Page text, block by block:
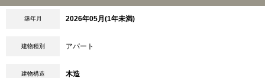
築年月 2026年05月(1年未満)
建物種別 アパート
建物構造 木造